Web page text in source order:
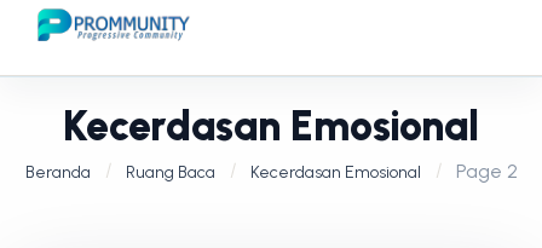
Kecerdasan Emosional
Beranda Ruang Baca Kecerdasan Emosional Page 2